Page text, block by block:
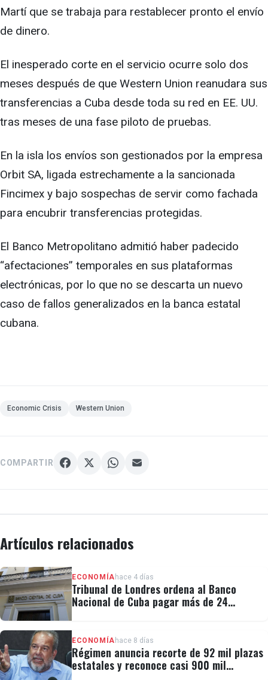
Martí que se trabaja para restablecer pronto el envío
de dinero.
El inesperado corte en el servicio ocurre solo dos
meses después de que Western Union reanudara sus
transferencias a Cuba desde toda su red en EE. UU.
tras meses de una fase piloto de pruebas.
En la isla los envíos son gestionados por la empresa
Orbit SA, ligada estrechamente a la sancionada
Fincimex y bajo sospechas de servir como fachada
para encubrir transferencias protegidas.
El Banco Metropolitano admitió haber padecido
“afectaciones” temporales en sus plataformas
electrónicas, por lo que no se descarta un nuevo
caso de fallos generalizados en la banca estatal
cubana.
Economic Crisis Western Union
COMPARTIR
Artículos relacionados
ECONOMÍA hace 4 días
Tribunal de Londres ordena al Banco
Nacional de Cuba pagar más de 24
ECONOMÍA hace 8 días
Régimen anuncia recorte de 92 mil plazas
estatales y reconoce casi 900 mil